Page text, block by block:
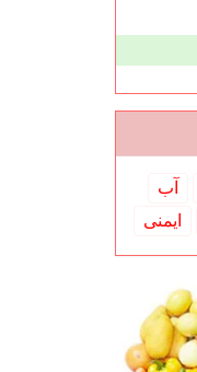
آب
ایمنی